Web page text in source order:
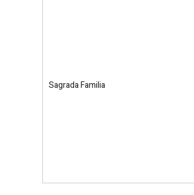
Sagrada Familia